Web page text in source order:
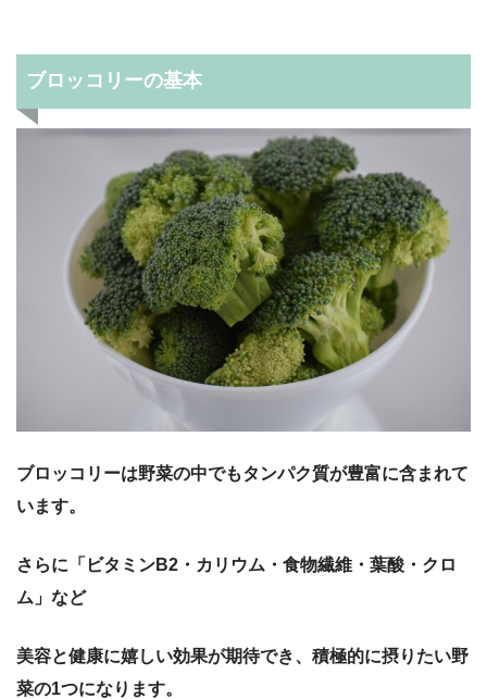
ブロッコリーの基本
ブロッコリーは野菜の中でもタンパク質が豊富に含まれて
います。
さらに「ビタミンB2・カリウム・食物繊維・葉酸・クロ
ム」など
美容と健康に嬉しい効果が期待でき、積極的に摂りたい野
菜の1つになります。